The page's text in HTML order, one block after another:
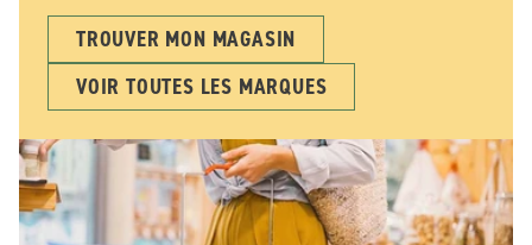
TROUVER MON MAGASIN
VOIR TOUTES LES MARQUES